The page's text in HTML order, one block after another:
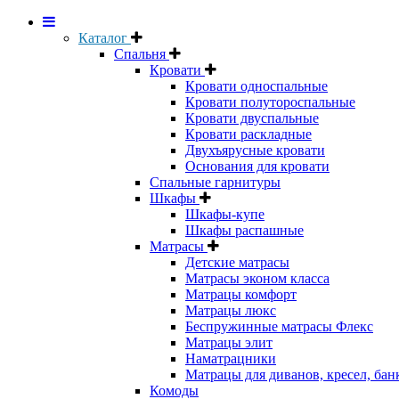
Каталог
Спальня
Кровати
Кровати односпальные
Кровати полутороспальные
Кровати двуспальные
Кровати раскладные
Двухъярусные кровати
Основания для кровати
Спальные гарнитуры
Шкафы
Шкафы-купе
Шкафы распашные
Матрасы
Детские матрасы
Матрасы эконом класса
Матрацы комфорт
Матрацы люкс
Беспружинные матрасы Флекс
Матрацы элит
Наматрацники
Матрацы для диванов, кресел,
Комоды